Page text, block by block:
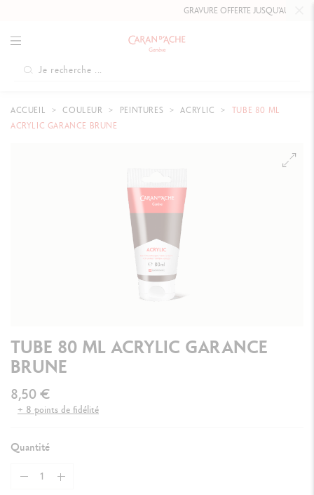
GRAVURE OFFERTE JUSQU'AU10 MAI
ACCUEIL COULEUR PEINTURES ACRYLIC
TUBE 80 ML
ACRYLIC GARANCE BRUNE
TUBE 80 ML ACRYLIC GARANCE
BRUNE
8,50 €
+ 8 points de fidélité
Quantité